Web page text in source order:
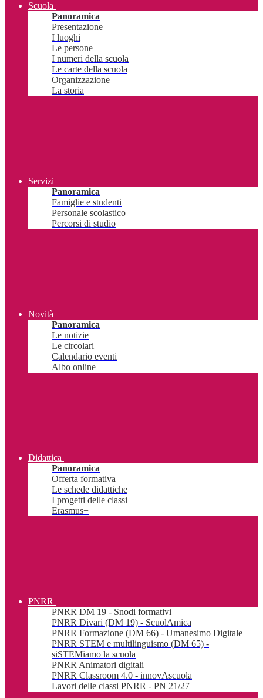
Scuola
Panoramica
Presentazione
I luoghi
Le persone
I numeri della scuola
Le carte della scuola
Organizzazione
La storia
Servizi
Panoramica
Famiglie e studenti
Personale scolastico
Percorsi di studio
Novità
Panoramica
Le notizie
Le circolari
Calendario eventi
Albo online
Didattica
Panoramica
Offerta formativa
Le schede didattiche
I progetti delle classi
Erasmus+
PNRR
PNRR DM 19 - Snodi formativi
PNRR Divari (DM 19) - ScuolAmica
PNRR Formazione (DM 66) - Umanesimo Digitale
PNRR STEM e multilinguismo (DM 65) -
siSTEMiamo la scuola
PNRR Animatori digitali
PNRR Classroom 4.0 - innovAscuola
Lavori delle classi PNRR - PN 21/27